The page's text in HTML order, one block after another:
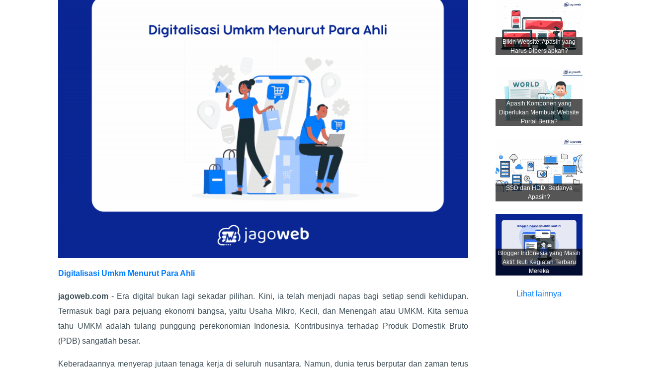
Digitalisasi Umkm Menurut Para Ahli
jagoweb.com - Era digital bukan lagi sekadar pilihan. Kini, ia telah menjadi napas bagi setiap sendi kehidupan.
Termasuk bagi para pejuang ekonomi bangsa, yaitu Usaha Mikro, Kecil, dan Menengah atau UMKM. Kita semua
tahu UMKM adalah tulang punggung perekonomian Indonesia. Kontribusinya terhadap Produk Domestik Bruto
(PDB) sangatlah besar.
Keberadaannya menyerap jutaan tenaga kerja di seluruh nusantara. Namun, dunia terus berputar dan zaman terus
Bikin Website, Apasih yang
Harus Dipersiapkan?
Apasih Komponen yang
Diperlukan Membuat Website
Portal Berita?
SSD dan HDD, Bedanya
Apasih?
Blogger Indonesia yang Masih
Aktif: Ikuti Kegiatan Terbaru
Mereka
Lihat lainnya